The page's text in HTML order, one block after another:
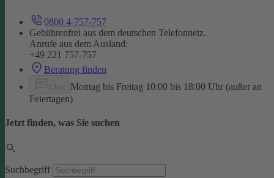
0800 4-757-757
Gebührenfrei aus dem deutschen Telefonnetz.
Anrufe aus dem Ausland:
+49 221 757-757
Beratung finden
Montag bis Freitag 10:00 bis 18:00 Uhr (außer an
Feiertagen)
Jetzt finden, was Sie suchen
Suchbegriff